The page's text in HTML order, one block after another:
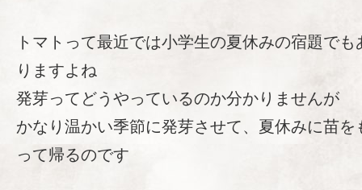
トマトって最近では小学生の夏休みの宿題でも
りますよね
発芽ってどうやっているのか分かりませんが
かなり温かい季節に発芽させて、夏休みに苗を
って帰るのです